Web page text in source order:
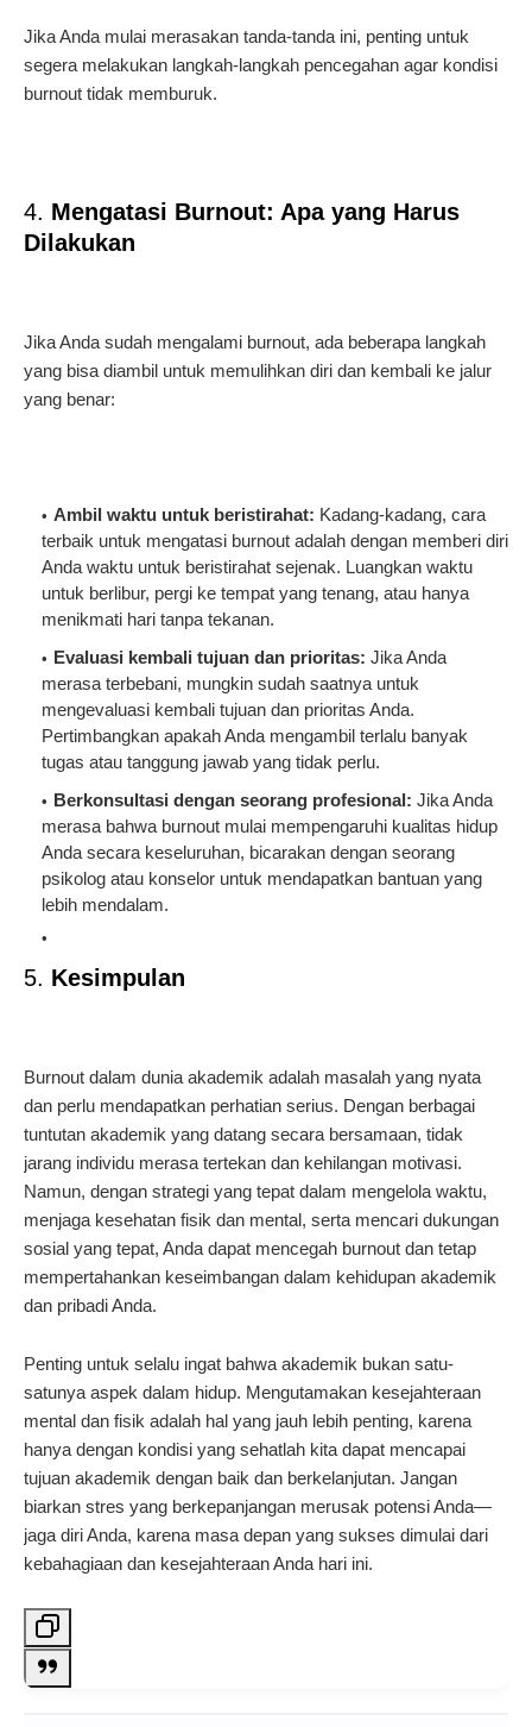
Jika Anda mulai merasakan tanda-tanda ini, penting untuk
segera melakukan langkah-langkah pencegahan agar kondisi
burnout tidak memburuk.
4. Mengatasi Burnout: Apa yang Harus
Dilakukan
Jika Anda sudah mengalami burnout, ada beberapa langkah
yang bisa diambil untuk memulihkan diri dan kembali ke jalur
yang benar:
Ambil waktu untuk beristirahat: Kadang-kadang, cara
terbaik untuk mengatasi burnout adalah dengan memberi diri
Anda waktu untuk beristirahat sejenak. Luangkan waktu
untuk berlibur, pergi ke tempat yang tenang, atau hanya
menikmati hari tanpa tekanan.
Evaluasi kembali tujuan dan prioritas: Jika Anda
merasa terbebani, mungkin sudah saatnya untuk
mengevaluasi kembali tujuan dan prioritas Anda.
Pertimbangkan apakah Anda mengambil terlalu banyak
tugas atau tanggung jawab yang tidak perlu.
Berkonsultasi dengan seorang profesional: Jika Anda
merasa bahwa burnout mulai mempengaruhi kualitas hidup
Anda secara keseluruhan, bicarakan dengan seorang
psikolog atau konselor untuk mendapatkan bantuan yang
lebih mendalam.
5. Kesimpulan
Burnout dalam dunia akademik adalah masalah yang nyata
dan perlu mendapatkan perhatian serius. Dengan berbagai
tuntutan akademik yang datang secara bersamaan, tidak
jarang individu merasa tertekan dan kehilangan motivasi.
Namun, dengan strategi yang tepat dalam mengelola waktu,
menjaga kesehatan fisik dan mental, serta mencari dukungan
sosial yang tepat, Anda dapat mencegah burnout dan tetap
mempertahankan keseimbangan dalam kehidupan akademik
dan pribadi Anda.
Penting untuk selalu ingat bahwa akademik bukan satu-
satunya aspek dalam hidup. Mengutamakan kesejahteraan
mental dan fisik adalah hal yang jauh lebih penting, karena
hanya dengan kondisi yang sehatlah kita dapat mencapai
tujuan akademik dengan baik dan berkelanjutan. Jangan
biarkan stres yang berkepanjangan merusak potensi Anda—
jaga diri Anda, karena masa depan yang sukses dimulai dari
kebahagiaan dan kesejahteraan Anda hari ini.